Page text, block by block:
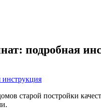
подробная
старой постройки